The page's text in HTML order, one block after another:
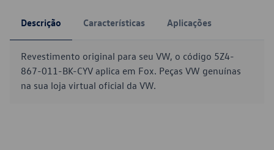
Descrição Características Aplicações
Revestimento original para seu VW, o código 5Z4-
867-011-BK-CYV aplica em Fox. Peças VW genuínas
na sua loja virtual oficial da VW.